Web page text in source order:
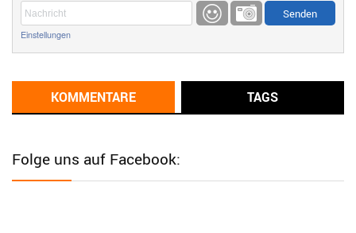
Günni 9/1/20226:17
Günni
User11493041 8/31/20227:10
Einstellungen
KOMMENTARE TAGS
Folge uns auf Facebook: